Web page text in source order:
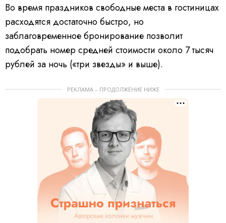
Во время праздников свободные места в гостиницах
расходятся достаточно быстро, но
заблаговременное бронирование позволит
подобрать номер средней стоимости около 7 тысяч
рублей за ночь («три звезды» и выше).
РЕКЛАМА – ПРОДОЛЖЕНИЕ НИЖЕ